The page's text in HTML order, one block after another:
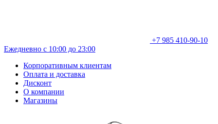
+7 985 410-90-10
Ежедневно с 10:00 до 23:00
Корпоративным клиентам
Оплата и доставка
Дисконт
О компании
Магазины